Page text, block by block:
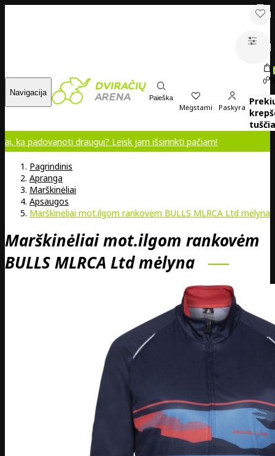
Navigacija
Paieška
Mėgstami Paskyra
000
draugui? Leisk jam išsirinkti pačiam!
Pagrindinis
Apranga
Marškinėliai
Apsaugos
Marškinėliai mot.ilgom rankovėm BULLS MLRCA Ltd mėlyna
Marškinėliai mot.ilgom rankovėm
BULLS MLRCA Ltd mėlyna